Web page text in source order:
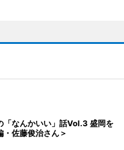
「なんかいい」話Vol.3 盛岡を
・佐藤俊治さん＞